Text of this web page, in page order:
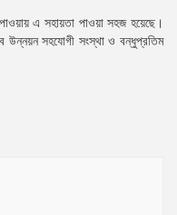
এ সহায়তা পাওয়া সহজ হয়েছে।
উন্নয়ন সহযোগী সংস্থা ও বন্ধুপ্রতিম